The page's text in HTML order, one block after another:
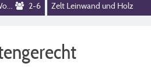
Stellplatz + 1 Auto + Zelt , Wohnwagen oder Wohnmobil 2-6 Zelt Leinwand und Holz